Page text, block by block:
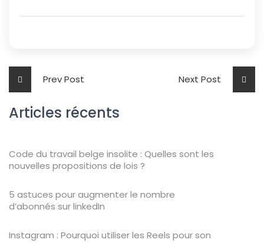
Prev Post Next Post
Articles récents
Code du travail belge insolite : Quelles sont les
nouvelles propositions de lois ?
5 astuces pour augmenter le nombre
d’abonnés sur linkedIn
Instagram : Pourquoi utiliser les Reels pour son